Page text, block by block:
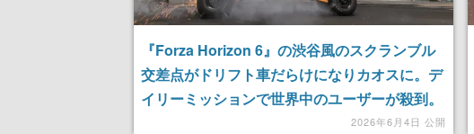
『Forza Horizon 6』の渋谷風のスクランブル
交差点がドリフト車だらけになりカオスに。デ
イリーミッションで世界中のユーザーが殺到。
プレイヤー同士はぶつからないため、NPCの車
2026年6月4日 公開